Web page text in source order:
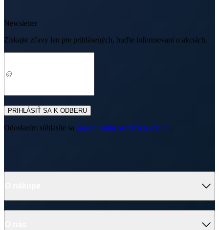
Newsletter
Získajte zľavy len pre prihlásených, buďte informovaní o akciách.
PRIHLÁSIŤ SA K ODBERU
Odoslaním súhlasíte sa spracovaním osobných údajov.